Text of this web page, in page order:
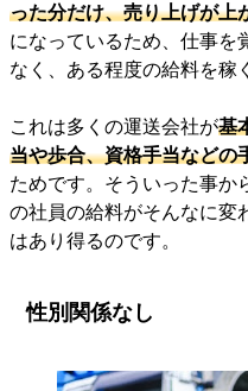
った分だけ、売り上げが上
になっているため、仕事を
なく、ある程度の給料を稼
これは多くの運送会社が基
当や歩合、資格手当などの
ためです。そういった事か
の社員の給料がそんなに変
はあり得るのです。
性別関係なし